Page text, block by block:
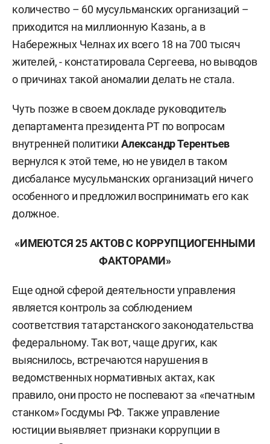
количество – 60 мусульманских организаций –
приходится на миллионную Казань, а в
Набережных Челнах их всего 18 на 700 тысяч
жителей, - констатировала Сергеева, но выводов
о причинах такой аномалии делать не стала.
Чуть позже в своем докладе руководитель
департамента президента РТ по вопросам
внутренней политикиАлександр Терентьев
вернулся к этой теме, но не увидел в таком
дисбалансе мусульманских организаций ничего
особенного и предложил воспринимать его как
должное.
«ИМЕЮТСЯ 25 АКТОВ С КОРРУПЦИОГЕННЫМИ
ФАКТОРАМИ»
Еще одной сферой деятельности управления
является контроль за соблюдением
соответствия татарстанского законодательства
федеральному. Так вот, чаще других, как
выяснилось, встречаются нарушения в
ведомственных нормативных актах, как
правило, они просто не поспевают за «печатным
станком» Госдумы РФ. Также управление
юстиции выявляет признаки коррупции в